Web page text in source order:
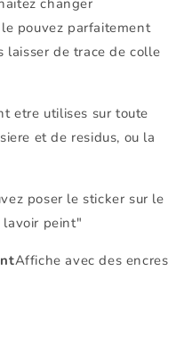
changer
pouvez parfaitement
laisser de trace de colle
etre utilises sur toute
et de residus, ou la
poser le sticker sur le
lavoir peint"
Affiche avec des encres